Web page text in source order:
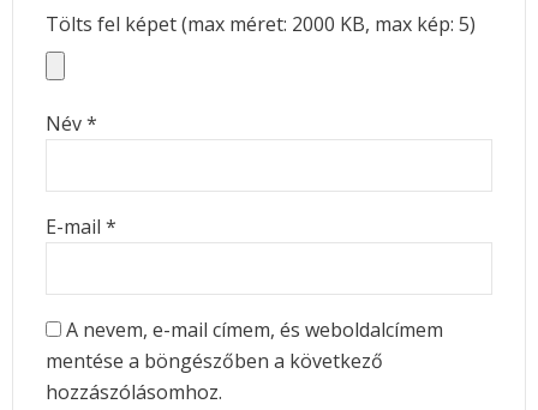
Tölts fel képet (max méret: 2000 KB, max kép: 5)
Név*
E-mail *
A nevem, e-mail címem, és weboldalcímem
mentése a böngészőben a következő
hozzászólásomhoz.